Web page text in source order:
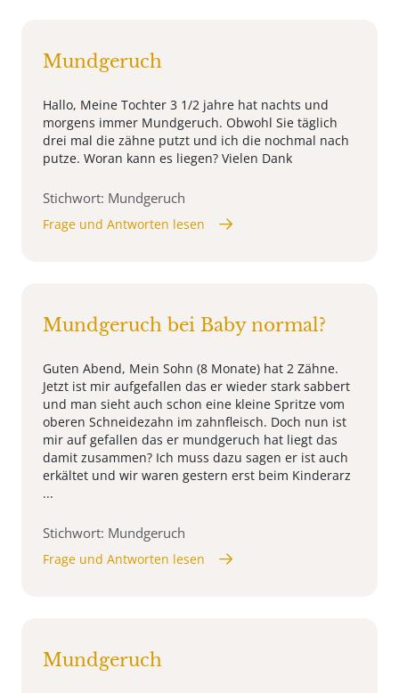
Mundgeruch
Hallo, Meine Tochter 3 1/2 jahre hat nachts und
morgens immer Mundgeruch. Obwohl Sie täglich
drei mal die zähne putzt und ich die nochmal nach
putze. Woran kann es liegen? Vielen Dank
Stichwort: Mundgeruch
Frage und Antworten lesen
Mundgeruch bei Baby normal?
Guten Abend, Mein Sohn (8 Monate) hat 2 Zähne.
Jetzt ist mir aufgefallen das er wieder stark sabbert
und man sieht auch schon eine kleine Spritze vom
oberen Schneidezahn im zahnfleisch. Doch nun ist
mir auf gefallen das er mundgeruch hat liegt das
damit zusammen? Ich muss dazu sagen er ist auch
erkältet und wir waren gestern erst beim Kinderarz
...
Stichwort: Mundgeruch
Frage und Antworten lesen
Mundgeruch